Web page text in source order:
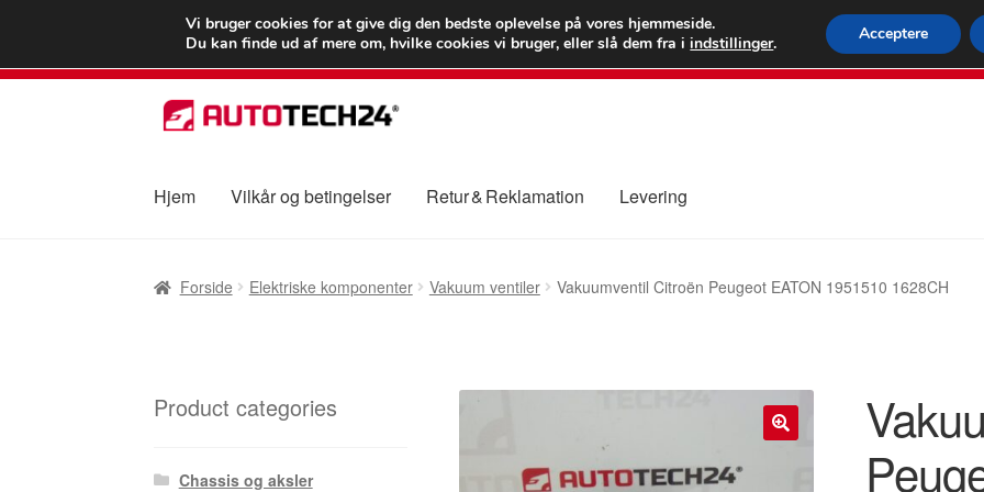
LEVERING fra 55 kr.
FEDEX
80 82
Spring
til
Spring
til
Hjem Vilkår og betingelser Retur & Reklamation Levering
Forside Elektriske komponenter Vakuum ventiler Vakuumventil Citroën Peugeot EATON 1951510 1628CH
Product categories
Chassis og aksler
Vi bruger cookies for at give dig den bedste oplevelse på vores hjemmeside.
Du kan finde ud af mere om, hvilke cookies vi bruger, eller slå dem fra iindstillinger. Acceptere